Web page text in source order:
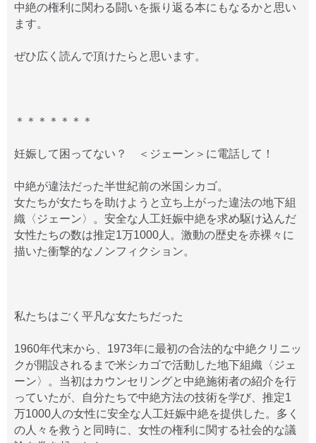
中絶の権利に関わる闘いを振り返る本にもなるかと思い
ます。
ぜひ広く読んで頂けたらと思います。
＊＊＊＊＊＊＊
妊娠して困ってない？ ＜ジェーン＞に電話して！
中絶が違法だった半世紀前の米国シカゴ。
女たちが女たちを助けようと立ち上がった違法の地下組
織〈ジェーン〉。安全な人工妊娠中絶を求め駆け込んだ
女性たちの数は推定1万1000人。激動の歴史を赤裸々に
描いた衝撃的なノンフィクション。
私たちはごく平凡な女たちだった
1960年代末から、1973年に最初の合法的な中絶クリニッ
クが開設されるまで米シカゴで活動した地下組織〈ジェ
ーン〉。当初はカウンセリングと中絶施術者の紹介を行
っていたが、自分たちで中絶方法の技術を学び、推定1
万1000人の女性に安全な人工妊娠中絶を提供した。多く
の人々を救うと同時に、女性の権利に関する社会的な議